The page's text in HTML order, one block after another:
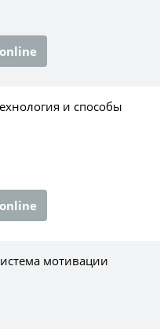
и способы
мотивации